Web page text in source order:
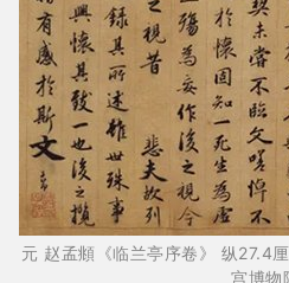
元 赵孟頫《临兰亭序卷》 纵27.4
宫博物